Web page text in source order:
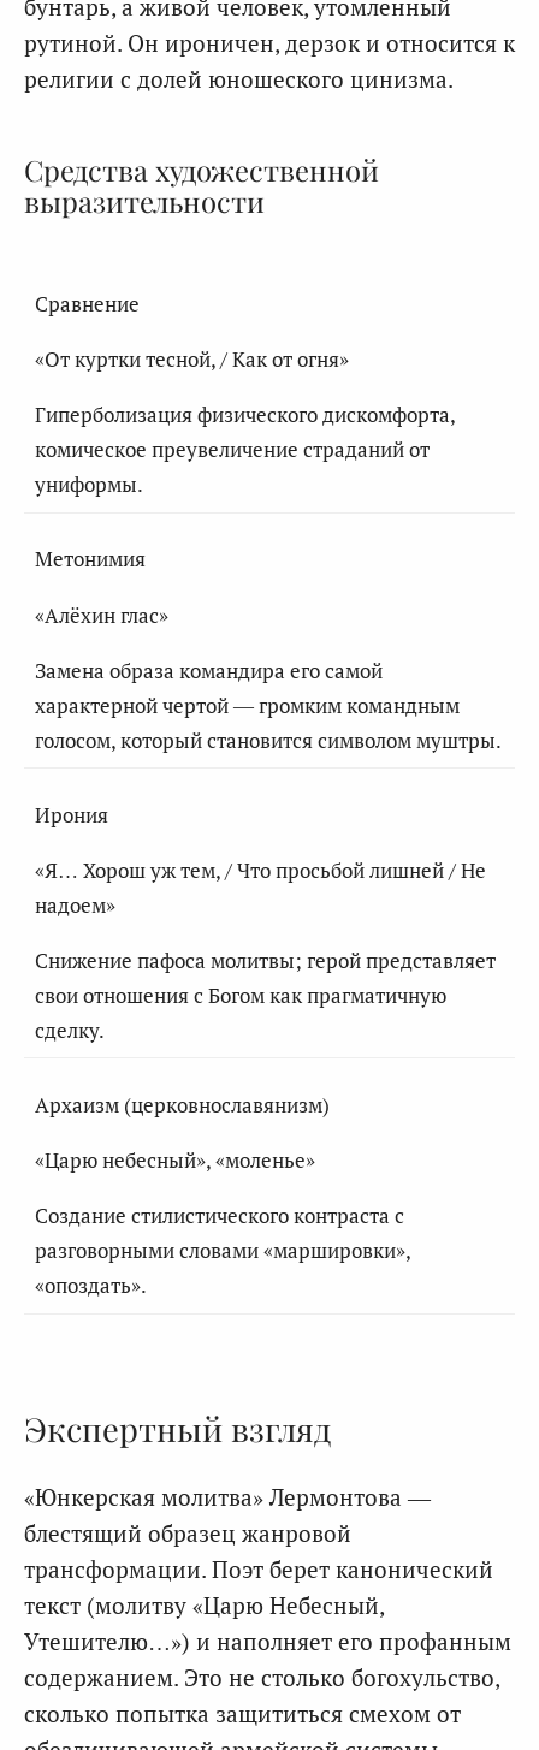
бунтарь, а живой человек, утомленный
рутиной. Он ироничен, дерзок и относится к
религии с долей юношеского цинизма.
Средства художественной
выразительности
Сравнение
«От куртки тесной, / Как от огня»
Гиперболизация физического дискомфорта,
комическое преувеличение страданий от
униформы.
Метонимия
«Алёхин глас»
Замена образа командира его самой
характерной чертой — громким командным
голосом, который становится символом муштры.
Ирония
«Я… Хорош уж тем, / Что просьбой лишней / Не
надоем»
Снижение пафоса молитвы; герой представляет
свои отношения с Богом как прагматичную
сделку.
Архаизм (церковнославянизм)
«Царю небесный», «моленье»
Создание стилистического контраста с
разговорными словами «маршировки»,
«опоздать».
Экспертный взгляд
«Юнкерская молитва» Лермонтова —
блестящий образец жанровой
трансформации. Поэт берет канонический
текст (молитву «Царю Небесный,
Утешителю…») и наполняет его профанным
содержанием. Это не столько богохульство,
сколько попытка защититься смехом от